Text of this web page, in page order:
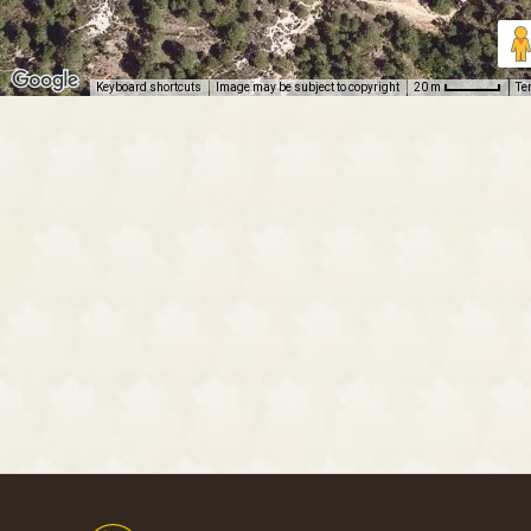
Keyboard shortcuts Image may be subject to copyright 20 m